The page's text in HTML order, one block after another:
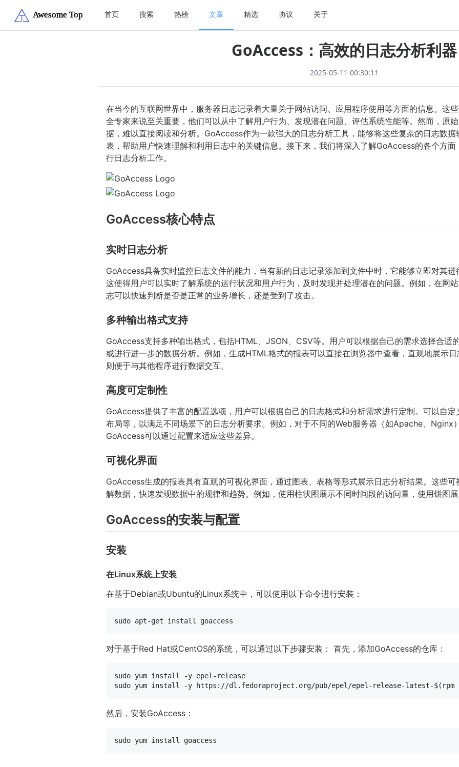
首页 搜索 热榜 文章 精选 协议 关于
GoAccess：高效的日志分析利器
2025-05-11 00:30:11
在当今的互联网世界中，服务器日志记录着大量关于网站访问、应用程序使用等方面的信息。这
全专家来说至关重要，他们可以从中了解用户行为、发现潜在问题、评估系统性能等。然而，原
据，难以直接阅读和分析。GoAccess作为一款强大的日志分析工具，能够将这些复杂的日志数
表，帮助用户快速理解和利用日志中的关键信息。接下来，我们将深入了解GoAccess的各个方
行日志分析工作。
GoAccess核心特点
实时日志分析
GoAccess具备实时监控日志文件的能力，当有新的日志记录添加到文件中时，它能够立即对其进
这使得用户可以实时了解系统的运行状况和用户行为，及时发现并处理潜在的问题。例如，在网
志可以快速判断是否是正常的业务增长，还是受到了攻击。
多种输出格式支持
GoAccess支持多种输出格式，包括HTML、JSON、CSV等。用户可以根据自己的需求选择合适
或进行进一步的数据分析。例如，生成HTML格式的报表可以直接在浏览器中查看，直观地展示
则便于与其他程序进行数据交互。
高度可定制性
GoAccess提供了丰富的配置选项，用户可以根据自己的日志格式和分析需求进行定制。可以自
布局等，以满足不同场景下的日志分析要求。例如，对于不同的Web服务器（如Apache、Nginx
GoAccess可以通过配置来适应这些差异。
可视化界面
GoAccess生成的报表具有直观的可视化界面，通过图表、表格等形式展示日志分析结果。这些
解数据，快速发现数据中的规律和趋势。例如，使用柱状图展示不同时间段的访问量，使用饼图展
GoAccess的安装与配置
安装
在Linux系统上安装
在基于Debian或Ubuntu的Linux系统中，可以使用以下命令进行安装：
sudo
对于基于Red Hat或CentOS的系统，可以通过以下步骤安装： 首先，添加GoAccess的仓库：
sudo
sudo
然后，安装GoAccess：
sudo